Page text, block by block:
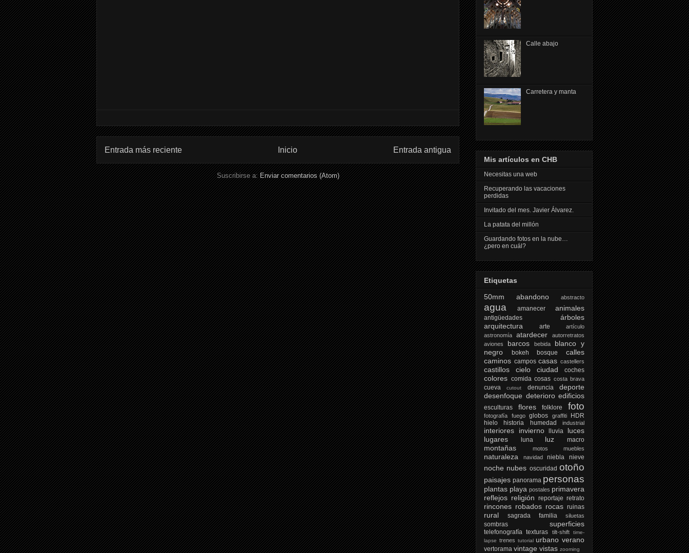
Entrada más reciente Entrada antigua
Inicio
Suscribirse a:Enviar comentarios (Atom)
Calle abajo
Carretera y manta
Mis artículos en CHB
Necesitas una web
Recuperando las vacaciones
perdidas
Invitado del mes. Javier Álvarez.
La patata del millón
Guardando fotos en la nube…
¿pero en cuál?
Etiquetas
50mm
abandono abstracto
agua amanecer animales
antigüedades
árboles
arquitectura
arte
artículo
astronomía
atardecer
autorretratos
aviones
barcos bebida
blanco y
negro
bokeh bosque
calles
caminos campos casas castellers
castillos cielo ciudad coches
colores comida cosas costa brava
cueva cutout denuncia
deporte
desenfoque deterioro edificios
esculturas flores folklore foto
fotografía fuego globos graffiti
HDR
hielo
historia humedad industrial
interiores invierno lluvia
luces
lugares
luna luz macro
montañas motos muebles
naturaleza navidad niebla nieve
noche nubes oscuridad otoño
paisajes panorama personas
plantas playa postales primavera
reflejos religión reportaje retrato
rincones robados rocas ruinas
rural sagrada familia siluetas
sombras superficies
telefonografía texturas tilt-shift
time-
lapse trenes tutorial urbano verano
vertorama vintage vistas zooming